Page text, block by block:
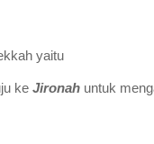
yaitu
ke Jironah untuk